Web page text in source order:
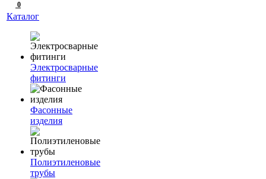
0
Каталог
Электросварные
фитинги
Фасонные
изделия
Полиэтиленовые
трубы